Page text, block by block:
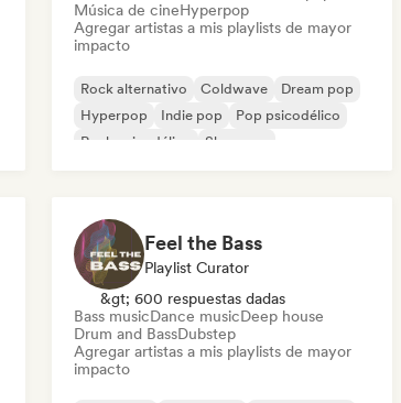
Música de cineHyperpop
Agregar artistas a mis playlists de mayor
impacto
Rock alternativo Coldwave
Dream pop
Hyperpop
Indie pop
Pop psicodélico
Rock psicodélico
Shoegaze
Feel the Bass
Playlist Curator
&gt; 600 respuestas dadas
Bass musicDance musicDeep house
Drum and BassDubstep
Agregar artistas a mis playlists de mayor
impacto